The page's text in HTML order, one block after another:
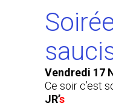
Vendredi 17
Ce soir c’est
JR’s